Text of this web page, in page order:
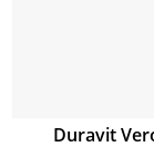
Duravit